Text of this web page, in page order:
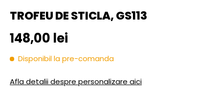
TROFEU DE STICLA, GS113
Pret initial
148,00 lei
Disponibil la pre-comanda
Afla detalii despre personalizare aici